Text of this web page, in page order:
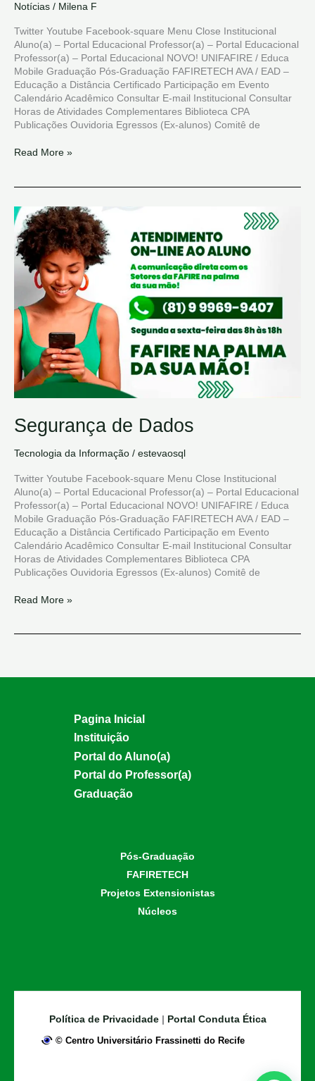
Notícias / Milena F
Twitter Youtube Facebook-square Menu Close Institucional
Aluno(a) – Portal Educacional Professor(a) – Portal Educacional
Professor(a) – Portal Educacional NOVO! UNIFAFIRE / Educa
Mobile Graduação Pós-Graduação FAFIRETECH AVA / EAD –
Educação a Distância Certificado Participação em Evento
Calendário Acadêmico Consultar E-mail Institucional Consultar
Horas de Atividades Complementares Biblioteca CPA
Publicações Ouvidoria Egressos (Ex-alunos) Comitê de
Read More »
Segurança de Dados
Tecnologia da Informação / estevaosql
Twitter Youtube Facebook-square Menu Close Institucional
Aluno(a) – Portal Educacional Professor(a) – Portal Educacional
Professor(a) – Portal Educacional NOVO! UNIFAFIRE / Educa
Mobile Graduação Pós-Graduação FAFIRETECH AVA / EAD –
Educação a Distância Certificado Participação em Evento
Calendário Acadêmico Consultar E-mail Institucional Consultar
Horas de Atividades Complementares Biblioteca CPA
Publicações Ouvidoria Egressos (Ex-alunos) Comitê de
Segurança
de
Dados
Read More »
Pagina Inicial
Instituição
Portal do Aluno(a)
Portal do Professor(a)
Graduação
Pós-Graduação
FAFIRETECH
Projetos Extensionistas
Núcleos
Política de Privacidade
Portal Conduta Ética
© Centro Universitário Frassinetti do Recife